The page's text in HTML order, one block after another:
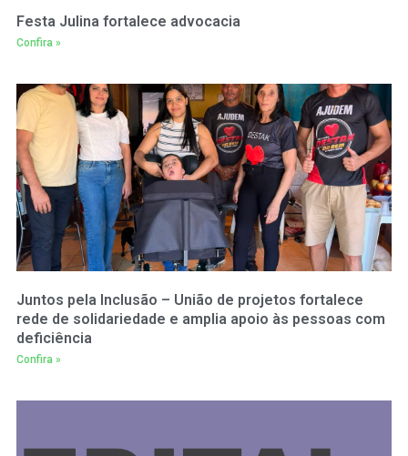
Festa Julina fortalece advocacia
Confira »
Juntos pela Inclusão – União de projetos fortalece
rede de solidariedade e amplia apoio às pessoas com
deficiência
Confira »